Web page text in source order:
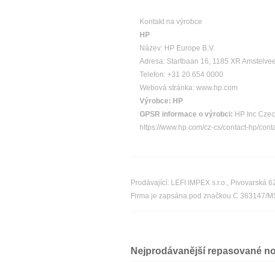
Kontakt na výrobce
HP
Název: HP Europe B.V.
Adresa: Startbaan 16, 1185 XR
Telefon: +31 20 654 0000
Webová stránka: www.hp.com
Výrobce: HP
GPSR informace o výrobci: HP Inc
https://www.hp.com/cz-cs/contact-hp/
Prodávající: LEFI IMPEX s.r.o., Pivovarská
Firma je zapsána pod značkou C 363147/
Nejprodávanější repasované